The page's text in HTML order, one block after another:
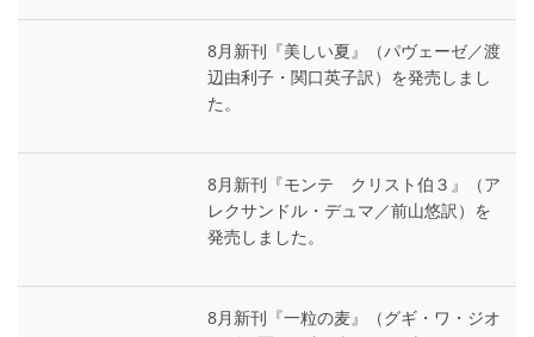
8月新刊『美しい夏』（パヴェーゼ／渡
辺由利子・関口英子訳）を発売しまし
た。
8月新刊『モンテ゠クリスト伯３』（ア
レクサンドル・デュマ／前山悠訳）を
発売しました。
8月新刊『一粒の麦』（グギ・ワ・ジオ